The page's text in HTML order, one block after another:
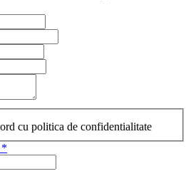
cu politica de confidentialitate
*